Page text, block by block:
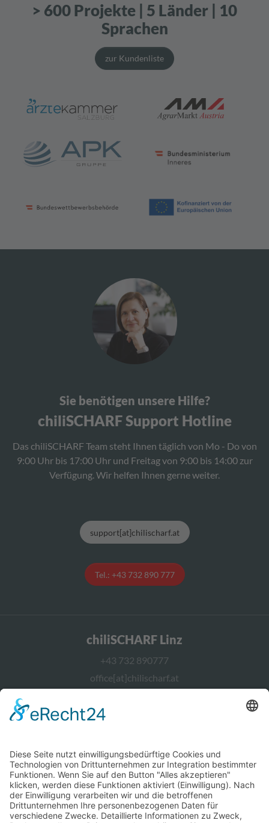
> 600 Projekte | 5 Länder | 10
Sprachen
zur Kundenliste
Sie benötigen unsere Hilfe?
chiliSCHARF Support Hotline
Das chiliSCHARF Team steht Ihnen täglich von Mo - Do von
9:00 Uhr bis 17:00 Uhr und Freitag von 9:00 bis 14:00 zur
Verfügung. Wir helfen Ihnen gerne weiter.
support[at]chilischarf.at
Tel.: +43 732 890 777
chiliSCHARF Linz
+43 732 890777
office[at]chilischarf.at
+43 1 2367544
office[at]chilischarf.at